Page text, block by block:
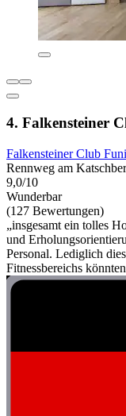
4. Falkensteiner
Falkensteiner Club
Rennweg am
9,0/10
Wunderbar
(127 Bewertungen)
„insgesamt ein tolles
und
Personal. Lediglich
Fitnessbereichs